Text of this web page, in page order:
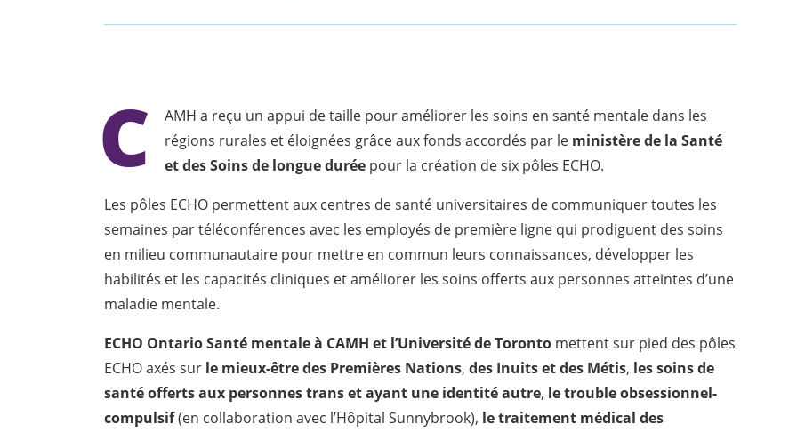
C
AMH a reçu un appui de taille pour améliorer les soins en santé mentale dans les
régions rurales et éloignées grâce aux fonds accordés par le ministère de la Santé
et des Soins de longue duréepour la création de six pôles ECHO.
Les pôles ECHO permettent aux centres de santé universitaires de communiquer toutes les
semaines par téléconférences avec les employés de première ligne qui prodiguent des soins
en milieu communautaire pour mettre en commun leurs connaissances, développer les
habilités et les capacités cliniques et améliorer les soins offerts aux personnes atteintes d’une
maladie mentale.
ECHO Ontario Santé mentale à CAMH et l’Université de Toronto mettent sur pied des pôles
ECHO axés sur le mieux-être des Premières Nations, des Inuits et des Métis, les soins de
santé offerts aux personnes trans et ayant une identité autre, le trouble obsessionnel-
compulsif(en collaboration avec l’Hôpital Sunnybrook), le traitement médical des